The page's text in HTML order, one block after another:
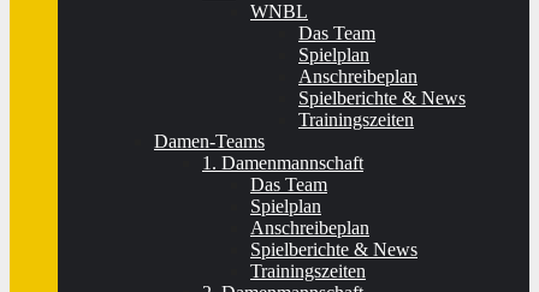
WNBL
Das Team
Spielplan
Anschreibeplan
Spielberichte & News
Trainingszeiten
Damen-Teams
1. Damenmannschaft
Das Team
Spielplan
Anschreibeplan
Spielberichte & News
Trainingszeiten